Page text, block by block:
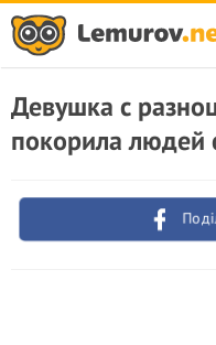
Девушка с
покорила